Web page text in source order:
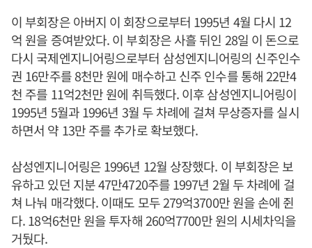
이 부회장은 아버지 이 회장으로부터 1995년 4월 다시 12
억 원을 증여받았다. 이 부회장은 사흘 뒤인 28일 이 돈으로
다시 국제엔지니어링으로부터 삼성엔지니어링의 신주인수
권 16만주를 8천만 원에 매수하고 신주 인수를 통해 22만4
천 주를 11억2천만 원에 취득했다. 이후 삼성엔지니어링이
1995년 5월과 1996년 3월 두 차례에 걸쳐 무상증자를 실시
하면서 약 13만 주를 추가로 확보했다.
삼성엔지니어링은 1996년 12월 상장했다. 이 부회장은 보
유하고 있던 지분 47만4720주를 1997년 2월 두 차례에 걸
쳐 나눠 매각했다. 이때도 모두 279억3700만 원을 손에 쥔
다. 18억6천만 원을 투자해 260억7700만 원의 시세차익을
거뒀다.